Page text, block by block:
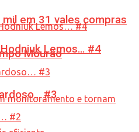
mil em 31 vales compras
MourãoLemos… #4
#3